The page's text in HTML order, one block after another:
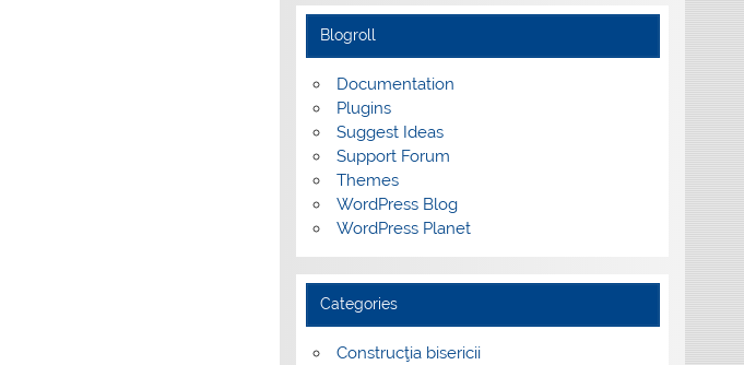
Blogroll
Documentation
Plugins
Suggest Ideas
Support Forum
Themes
WordPress Blog
WordPress Planet
Categories
Construcţia bisericii